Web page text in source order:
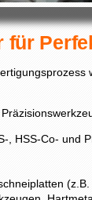
für
, HSS-Co- und